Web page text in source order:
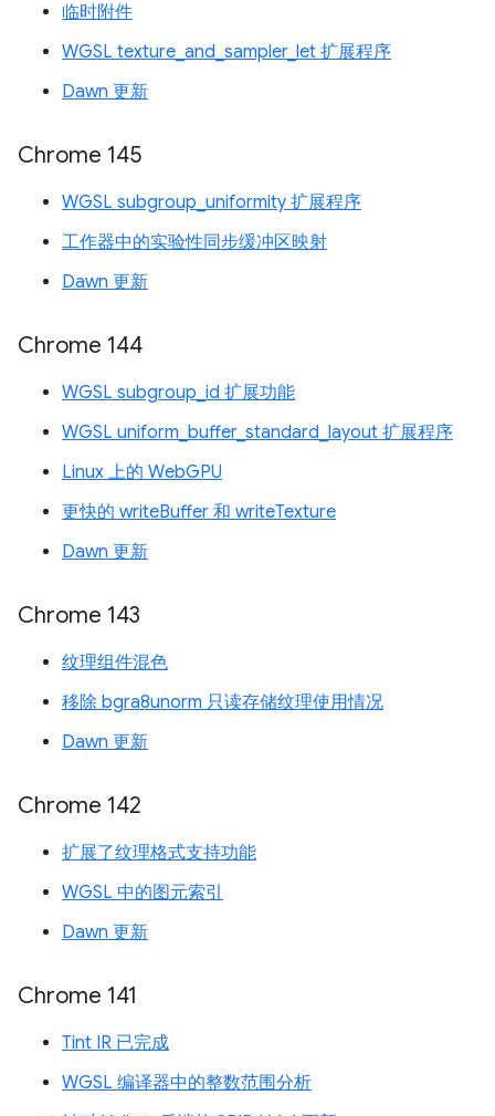
临时附件
WGSL texture_and_sampler_let 扩展程序
Dawn 更新
Chrome 145
WGSL subgroup_uniformity 扩展程序
工作器中的实验性同步缓冲区映射
Dawn 更新
Chrome 144
WGSL subgroup_id 扩展功能
WGSL uniform_buffer_standard_layout 扩展程序
Linux 上的 WebGPU
更快的 writeBuffer 和 writeTexture
Dawn 更新
Chrome 143
纹理组件混色
移除 bgra8unorm 只读存储纹理使用情况
Dawn 更新
Chrome 142
扩展了纹理格式支持功能
WGSL 中的图元索引
Dawn 更新
Chrome 141
Tint IR 已完成
WGSL 编译器中的整数范围分析